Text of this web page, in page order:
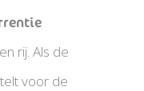
rij. Als de
voor de